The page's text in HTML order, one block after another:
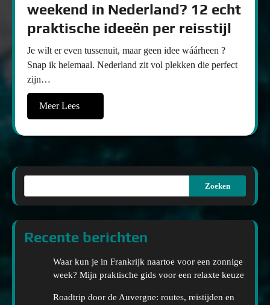
weekend in Nederland? 12 echt
praktische ideeën per reisstijl
Je wilt er even tussenuit, maar geen idee wáárheen ?
Snap ik helemaal. Nederland zit vol plekken die perfect
zijn…
Meer Lees
Zoeken
Recente berichten
Waar kun je in Frankrijk naartoe voor een zonnige
week? Mijn praktische gids voor een relaxte keuze
Roadtrip door de Auvergne: routes, reistijden en